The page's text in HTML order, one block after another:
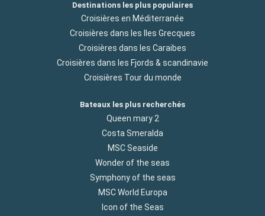
Destinations les plus populaires
Croisières en Méditerranée
Croisières dans les Iles Grecques
Croisières dans les Caraibes
Croisières dans les Fjords & scandinavie
Croisières Tour du monde
Bateaux les plus recherchés
Queen mary 2
Costa Smeralda
MSC Seaside
Wonder of the seas
Symphony of the seas
MSC World Europa
Icon of the Seas